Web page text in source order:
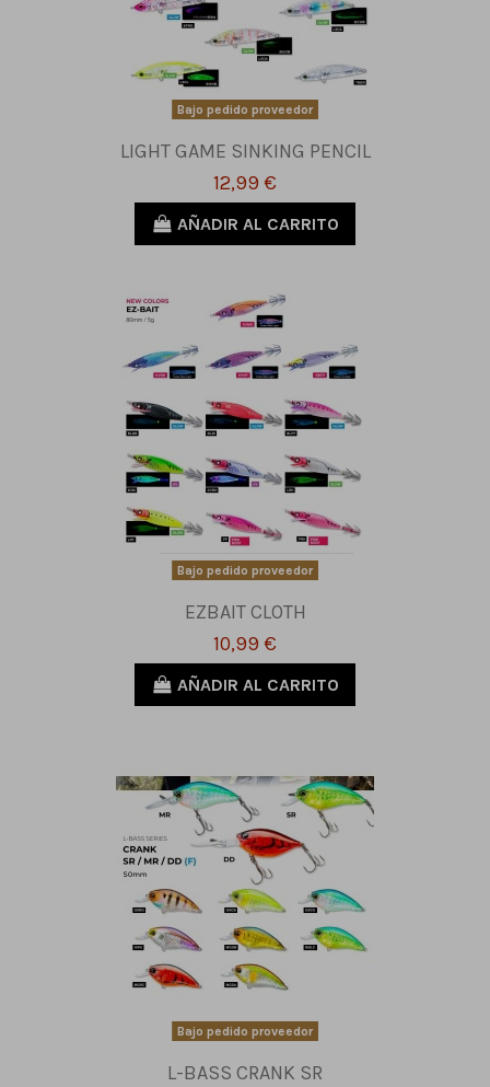
Bajo pedido proveedor
LIGHT GAME SINKING PENCIL
12,99 €
AÑADIR AL CARRITO
Bajo pedido proveedor
EZBAIT CLOTH
10,99 €
AÑADIR AL CARRITO
Bajo pedido proveedor
L-BASS CRANK SR